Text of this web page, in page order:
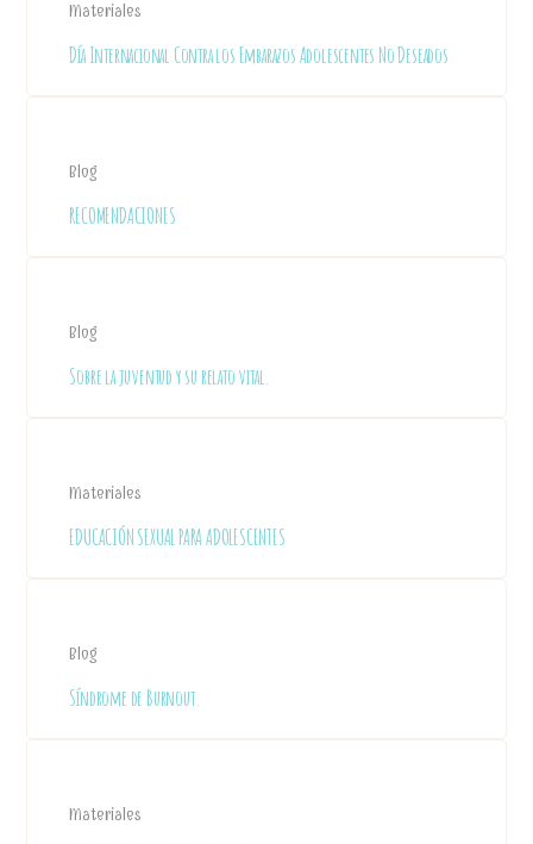
Materiales
Día Internacional Contra los Embarazos Adolescentes No Deseados
Blog
RECOMENDACIONES
Blog
Sobre la juventud y su relato vital.
Materiales
EDUCACIÓN SEXUAL PARA ADOLESCENTES
Blog
Síndrome de Burnout.
Materiales